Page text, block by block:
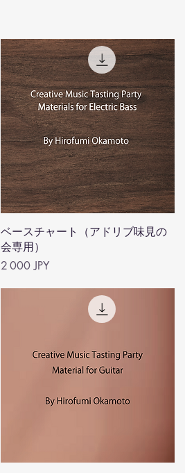
ベースチャート（アドリブ味見の
会専用）
Prix
2 000 JPY